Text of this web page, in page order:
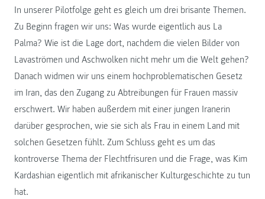
In unserer Pilotfolge geht es gleich um drei brisante Themen.
Zu Beginn fragen wir uns: Was wurde eigentlich aus La
Palma? Wie ist die Lage dort, nachdem die vielen Bilder von
Lavaströmen und Aschwolken nicht mehr um die Welt gehen?
Danach widmen wir uns einem hochproblematischen Gesetz
im Iran, das den Zugang zu Abtreibungen für Frauen massiv
erschwert. Wir haben außerdem mit einer jungen Iranerin
darüber gesprochen, wie sie sich als Frau in einem Land mit
solchen Gesetzen fühlt. Zum Schluss geht es um das
kontroverse Thema der Flechtfrisuren und die Frage, was Kim
Kardashian eigentlich mit afrikanischer Kulturgeschichte zu tun
hat.